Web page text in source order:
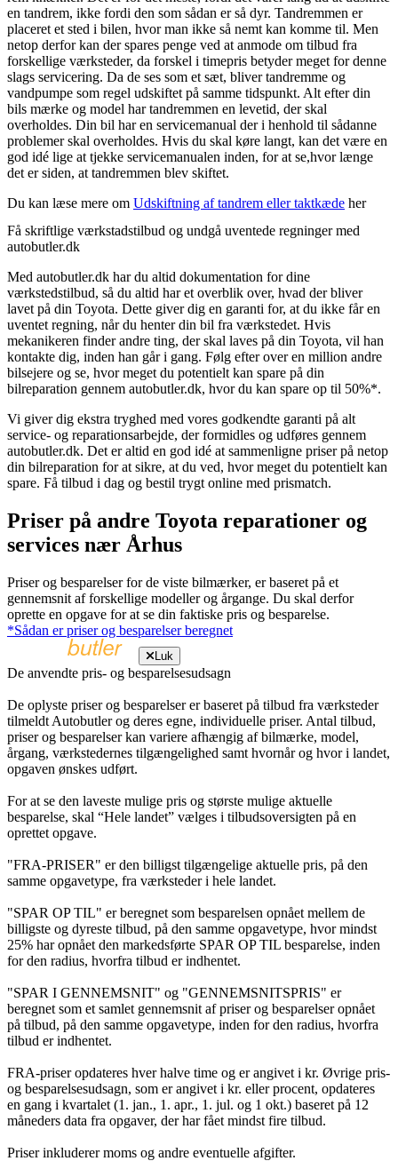
en tandrem, ikke fordi den som sådan er så dyr. Tandremmen er
placeret et sted i bilen, hvor man ikke så nemt kan komme til. Men
netop derfor kan der spares penge ved at anmode om tilbud fra
forskellige værksteder, da forskel i timepris betyder meget for denne
slags servicering. Da de ses som et sæt, bliver tandremme og
vandpumpe som regel udskiftet på samme tidspunkt. Alt efter din
bils mærke og model har tandremmen en levetid, der skal
overholdes. Din bil har en servicemanual der i henhold til sådanne
problemer skal overholdes. Hvis du skal køre langt, kan det være en
god idé lige at tjekke servicemanualen inden, for at se,hvor længe
det er siden, at tandremmen blev skiftet.
Du kan læse mere om Udskiftning af tandrem eller taktkæde her
Få skriftlige værkstadstilbud og undgå uventede regninger med
autobutler.dk
Med autobutler.dk har du altid dokumentation for dine
værkstedstilbud, så du altid har et overblik over, hvad der bliver
lavet på din Toyota. Dette giver dig en garanti for, at du ikke får en
uventet regning, når du henter din bil fra værkstedet. Hvis
mekanikeren finder andre ting, der skal laves på din Toyota, vil han
kontakte dig, inden han går i gang. Følg efter over en million andre
bilsejere og se, hvor meget du potentielt kan spare på din
bilreparation gennem autobutler.dk, hvor du kan spare op til 50%*.
Vi giver dig ekstra tryghed med vores godkendte garanti på alt
service- og reparationsarbejde, der formidles og udføres gennem
autobutler.dk. Det er altid en god idé at sammenligne priser på netop
din bilreparation for at sikre, at du ved, hvor meget du potentielt kan
spare. Få tilbud i dag og bestil trygt online med prismatch.
Priser på andre Toyota reparationer og
services nær Århus
Priser og besparelser for de viste bilmærker, er baseret på et
gennemsnit af forskellige modeller og årgange. Du skal derfor
oprette en opgave for at se din faktiske pris og besparelse.
*Sådan er priser og besparelser beregnet
Luk
De anvendte pris- og besparelsesudsagn
De oplyste priser og besparelser er baseret på tilbud fra værksteder
tilmeldt Autobutler og deres egne, individuelle priser. Antal tilbud,
priser og besparelser kan variere afhængig af bilmærke, model,
årgang, værkstedernes tilgængelighed samt hvornår og hvor i landet,
opgaven ønskes udført.
For at se den laveste mulige pris og største mulige aktuelle
besparelse, skal “Hele landet” vælges i tilbudsoversigten på en
oprettet opgave.
"FRA-PRISER" er den billigst tilgængelige aktuelle pris, på den
samme opgavetype, fra værksteder i hele landet.
"SPAR OP TIL" er beregnet som besparelsen opnået mellem de
billigste og dyreste tilbud, på den samme opgavetype, hvor mindst
25% har opnået den markedsførte SPAR OP TIL besparelse, inden
for den radius, hvorfra tilbud er indhentet.
"SPAR I GENNEMSNIT" og "GENNEMSNITSPRIS" er
beregnet som et samlet gennemsnit af priser og besparelser opnået
på tilbud, på den samme opgavetype, inden for den radius, hvorfra
tilbud er indhentet.
FRA-priser opdateres hver halve time og er angivet i kr. Øvrige pris-
og besparelsesudsagn, som er angivet i kr. eller procent, opdateres
en gang i kvartalet (1. jan., 1. apr., 1. jul. og 1 okt.) baseret på 12
måneders data fra opgaver, der har fået mindst fire tilbud.
Priser inkluderer moms og andre eventuelle afgifter.